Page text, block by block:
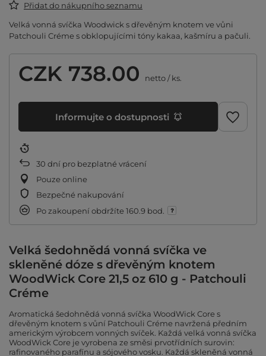
Přidat do nákupního seznamu
Velká vonná svíčka Woodwick s dřevěným knotem ve vůni
Patchouli Créme s obklopujícími tóny kakaa, kašmíru a pačuli.
CZK 738.00 netto/ks.
Informujte o dostupnosti
30 dní pro bezplatné vrácení
Pouze online
Bezpečné nakupování
Po zakoupení obdržíte 160.9 bod.
Velká šedohnědá vonná svíčka ve
skleněné dóze s dřevěným knotem
WoodWick Core 21,5 oz 610 g - Patchouli
Créme
Aromatická šedohnědá vonná svíčka WoodWick Core s
dřevěným knotem s vůní Patchouli Créme navržená předním
americkým výrobcem vonných svíček. Každá velká vonná svíčka
WoodWick Core je vyrobena ze směsi prvotřídních surovin:
rafinovaného parafínu a sójového vosku. Každá skleněná vonná